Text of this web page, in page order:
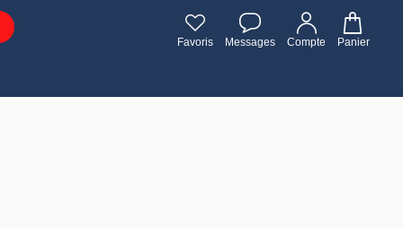
Favoris Messages Compte Panier